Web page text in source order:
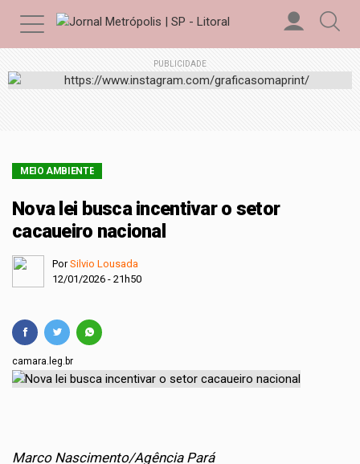
PUBLICIDADE
MEIO AMBIENTE
Nova lei busca incentivar o setor
cacaueiro nacional
PorSilvio Lousada
12/01/2026 - 21h50
camara.leg.br
Marco Nascimento/Agência Pará